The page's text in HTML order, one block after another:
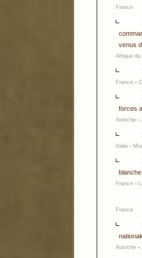
France
venus
Afrique du
France -
forces
Autriche -
Italie -
France -
France
Autriche -